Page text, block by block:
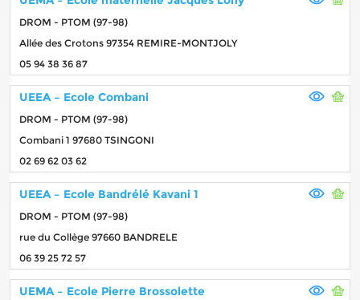
DROM - PTOM (97-98)
Allée des Crotons 97354 REMIRE-MONTJOLY
05 94 38 36 87
UEEA – Ecole Combani
DROM - PTOM (97-98)
Combani 1 97680 TSINGONI
02 69 62 03 62
UEEA – Ecole Bandrélé Kavani 1
DROM - PTOM (97-98)
rue du Collège 97660 BANDRELE
06 39 25 72 57
UEMA – Ecole Pierre Brossolette